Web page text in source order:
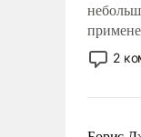
такого
наши
2